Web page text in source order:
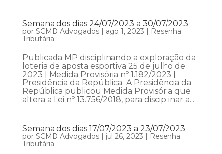
Semana dos dias 24/07/2023 a 30/07/2023
por SCMD Advogados| ago 1, 2023 | Resenha
Tributária
Publicada MP disciplinando a exploração da
loteria de aposta esportiva 25 de julho de
2023 | Medida Provisória nº 1.182/2023 |
Presidência da República A Presidência da
República publicou Medida Provisória que
altera a Lei nº 13.756/2018, para disciplinar a...
Semana dos dias 17/07/2023 a 23/07/2023
por SCMD Advogados| jul 26, 2023 | Resenha
Tributária